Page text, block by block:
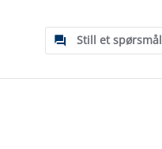
Still et spørsmål